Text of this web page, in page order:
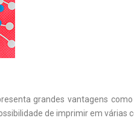
grandes vantagens
de imprimir em